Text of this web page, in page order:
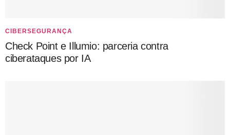
CIBERSEGURANÇA
Check Point e Illumio: parceria contra
ciberataques por IA